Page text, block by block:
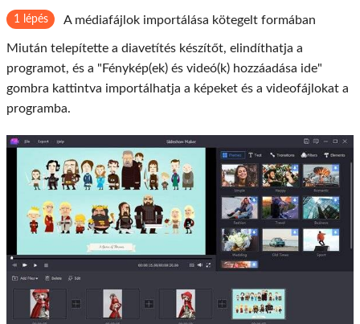
1 lépés A médiafájlok importálása kötegelt formában
Miután telepítette a diavetítés készítőt, elindíthatja a
programot, és a "Fénykép(ek) és videó(k) hozzáadása ide"
gombra kattintva importálhatja a képeket és a videofájlokat a
programba.